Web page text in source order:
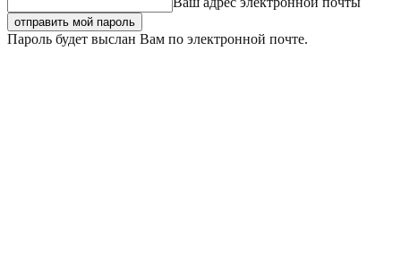
Пароль будет выслан Вам по электронной почте.